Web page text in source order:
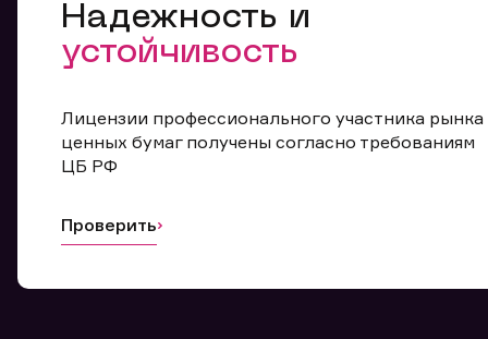
Надежность и
устойчивость
Лицензии профессионального участника рынка
ценных бумаг получены согласно требованиям
ЦБ РФ
Проверить